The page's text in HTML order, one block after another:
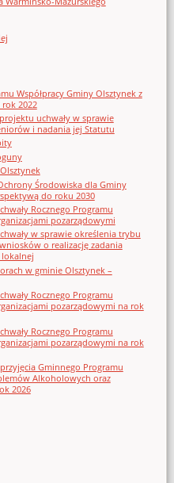
Współpracy Gminy Olsztynek z
2022
uchwały w sprawie
i nadania jej Statutu
Środowiska dla Gminy
do roku 2030
Rocznego Programu
pozarządowymi
w sprawie określenia trybu
o realizację zadania
w gminie Olsztynek –
Rocznego Programu
pozarządowymi na rok
Rocznego Programu
pozarządowymi na rok
Gminnego Programu
Alkoholowych oraz
2026